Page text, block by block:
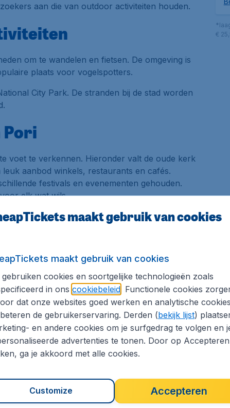
aan die van outdoor activiteiten houden.
om te wandelen en fietsen. De omgeving is
plaats voor vogelspotters.
City Park. De stranden bij de stad worden
Pori
voet te verkennen. Hieronder valt de oude kerk
aanbod winkels, restaurants en cafés.
festivals en evenementen gehouden.
elk wat wils.
is het de moeite waard om even de beschikbare
op onze website. Gebruik onze zoekmachine,
online. CheapTickets maakt voordelig vliegen
Finland
juli ligt tussen de 12°C en 21°C en in januari
België.
de Euro betalen.
en visa wijzigen regelmatig en er
€
maakt gebruik van cookies
maakt gebruik van cookies
gebruiken cookies en soortgelijke technologieën zoals
in ons cookiebeleid. Functionele cookies
dat onze websites goed werken en analytische cookies
de gebruikerservaring. Derden (bekijk lijst)
en andere cookies om je surfgedrag te volgen en
advertenties te tonen. Door op
ga je akkoord met alle cookies.
Accepteren
Customize